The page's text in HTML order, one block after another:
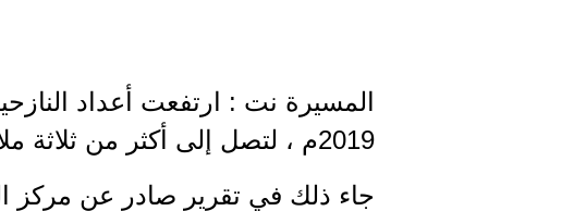
المسيرة نت : ارتفعت أعداد
2019م ، لتصل إلى أكثر من ثلاثة ملايين وثمان مائة ألف شخص.
جاء ذلك في تقرير صادر عن مركز